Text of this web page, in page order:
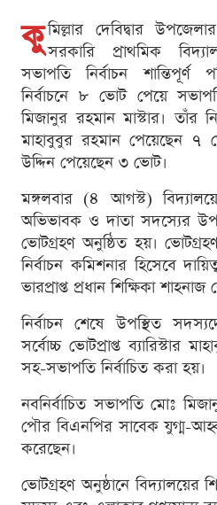
কু মিল্লার দেবিদ্বার
সরকারি প্রাথমিক
সভাপতি নির্বাচন শান্তিপূর্ণ
নির্বাচনে ৮ ভোট পেয়ে
মিজানুর রহমান মাস্টার। তাঁর
মাহাবুবুর রহমান পেয়েছেন
উদ্দিন পেয়েছেন ৩ ভোট।
মঙ্গলবার (৪ আগস্ট)
অভিভাবক ও দাতা সদস্যের
ভোটগ্রহণ অনুষ্ঠিত হয়।
নির্বাচন কমিশনার হিসেবে
ভারপ্রাপ্ত প্রধান শিক্ষিকা শাহনাজ
নির্বাচন শেষে উপস্থিত
সর্বোচ্চ ভোটপ্রাপ্ত ব্যারিস্টার
সহ-সভাপতি নির্বাচিত করা হয়।
নবনির্বাচিত সভাপতি মোঃ
পৌর বিএনপির সাবেক যুগ্ম-
করেছেন।
ভোটগ্রহণ অনুষ্ঠানে বিদ্যালয়ের